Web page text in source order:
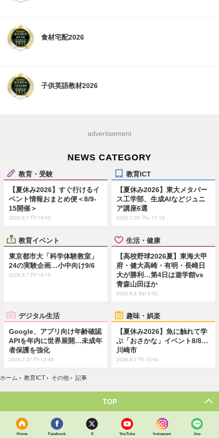
食材宅配2026
子供英語教材2026
advertisement
NEWS CATEGORY
教育・受験
【夏休み2026】すぐ行けるイ
ベント情報おまとめ便＜8/9-
15開催＞
2026.8.7 Fri 19:45
教育ICT
【夏休み2026】東大メタバー
ス工学部、生成AIなどジュニ
ア講座6選
2026.7.30 Thu 11:15
教育イベント
東京都市大「科学体験教室」
24の実験企画…小中向け9/6
2026.8.7 Fri 18:15
生活・健康
【高校野球2026夏】東海大甲
府・健大高崎・有明・長崎日
大が勝利…第4日は遊学館vs
青森山田ほか
2026.8.8 Sat 9:52
デジタル生活
Google、アプリ向け年齢確認
APIを年内に世界展開…未成年
者保護を強化
2026.7.31 Fri 13:45
趣味・娯楽
【夏休み2026】魚に触れて学
ぶ「おさかな」イベント8/8…
川崎市
2026.8.7 Fri 10:45
ホーム › 教育ICT › その他 › 記事
TOP
Home Facebook X YouTube Instagram line